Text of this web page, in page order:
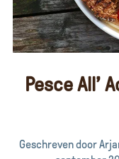
Pesce All’
Geschreven door